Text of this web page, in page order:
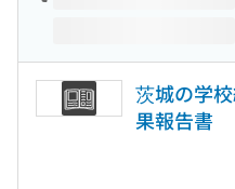
茨城の学
果報告書